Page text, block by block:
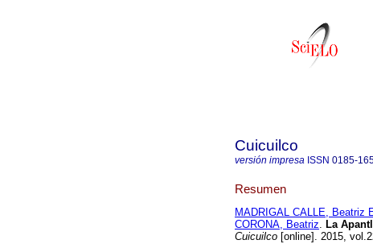
Cuicuilco
versión impresa ISSN 0185-
Resumen
MADRIGAL CALLE, Beatriz
CORONA, Beatriz. La
Cuicuilco [online]. 2015,